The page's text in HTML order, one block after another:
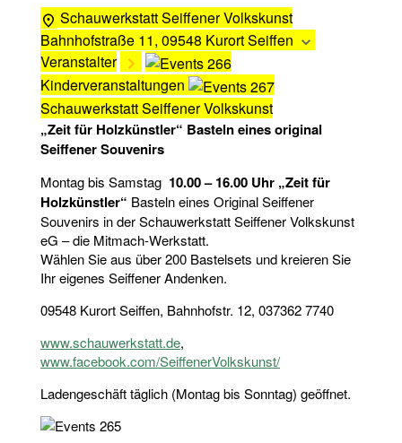
Schauwerkstatt Seiffener Volkskunst
Bahnhofstraße 11, 09548 Kurort Seiffen
Veranstalter
Kinderveranstaltungen
Schauwerkstatt Seiffener Volkskunst
„Zeit für Holzkünstler“ Basteln eines original
Seiffener Souvenirs
Montag bis Samstag 10.00 – 16.00 Uhr „Zeit für
Holzkünstler“ Basteln eines Original Seiffener
Souvenirs in der Schauwerkstatt Seiffener Volkskunst
eG – die Mitmach-Werkstatt.
Wählen Sie aus über 200 Bastelsets und kreieren Sie
Ihr eigenes Seiffener Andenken.
09548 Kurort Seiffen, Bahnhofstr. 12, 037362 7740
www.schauwerkstatt.de,
www.facebook.com/SeiffenerVolkskunst/
Ladengeschäft täglich (Montag bis Sonntag) geöffnet.